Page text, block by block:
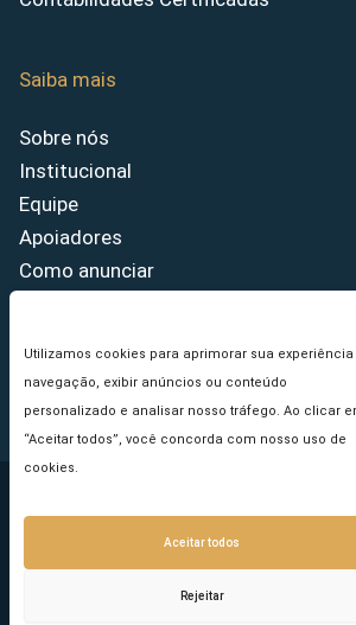
Utilizamos cookies para aprimorar sua experiência
navegação, exibir anúncios ou conteúdo
personalizado e analisar nosso tráfego. Ao clicar
“Aceitar todos”, você concorda com nosso uso de
cookies.
Aceitar todos
Rejeitar
Saiba mais
Sobre nós
Institucional
Equipe
Apoiadores
Como anunciar
Princípios Editoriais
Copyright © 2026 - Portal da